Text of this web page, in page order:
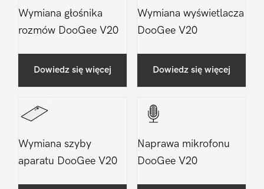
Wymiana głośnika
rozmów DooGee V20
Dowiedz się więcej
Wymiana wyświetlacza
DooGee V20
Dowiedz się więcej
Wymiana szyby
aparatu DooGee V20
Naprawa mikrofonu
DooGee V20